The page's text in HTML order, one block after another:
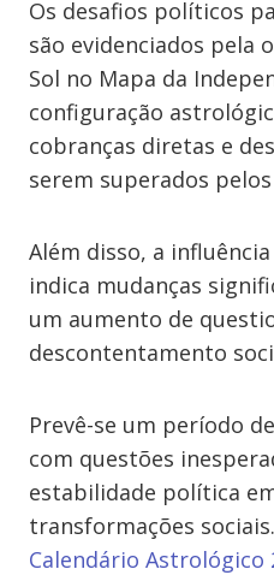
Os desafios políticos
são evidenciados pela
Sol no Mapa da
configuração
cobranças diretas e
serem superados
Além disso, a
indica mudanças
um aumento de
descontentamento
Prevê-se um período
com questões
estabilidade política
transformações sociais.
Calendário Astrológico